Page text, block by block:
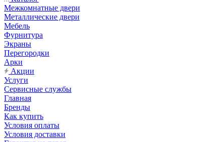
Межкомнатные двери
Металлические двери
Мебель
Фурнитура
Экраны
Перегородки
Арки
Акции
Услуги
Сервисные службы
Главная
Бренды
Как купить
Условия оплаты
Условия доставки